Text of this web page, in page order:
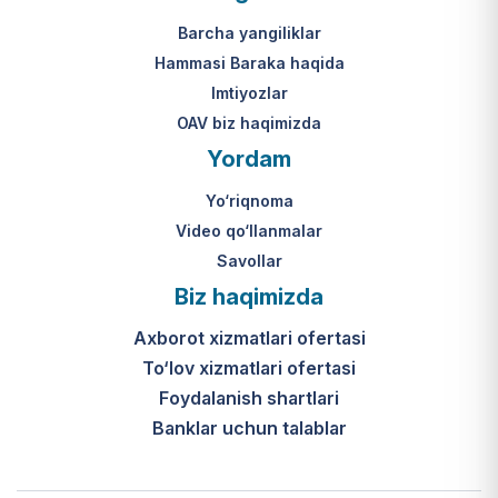
Mahkamasining 2024-yil 31-maydagi
313-son qarori.
yakuniy qaror qabul qilinishi 10 ish
kuni ichida amalga oshiriladi.
К какому виду помощи
относится услуга по
установке пандуса?
эта услуга входит в перечень
мер по адаптации жилищно-
бытовых условий лиц,
уходе, для создания
безбарьерной среды.
Barcha yangiliklar
Hammasi Baraka haqida
Imtiyozlar
OAV biz haqimizda
Yordam
Yo‘riqnoma
Video qo‘llanmalar
Savollar
Biz haqimizda
Axborot xizmatlari ofertasi
To‘lov xizmatlari ofertasi
Foydalanish shartlari
Banklar uchun talablar